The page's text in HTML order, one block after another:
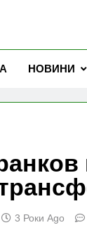
НОВИНИ
3 Роки Ago